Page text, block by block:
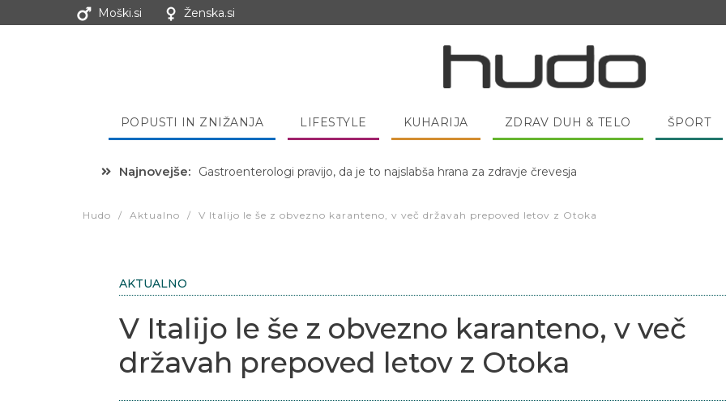
Moški.si Ženska.si
POPUSTI IN ZNIŽANJA LIFESTYLE KUHARIJA ZDRAV DUH & TELO ŠPORT
Najnovejše: Hibernacijska dieta: Zakaj je pred spanjem dobro pojesti žlico medu?
Hudo / Aktualno / V Italijo le še z obvezno karanteno, v več državah prepoved letov z Otoka
AKTUALNO
V Italijo le še z obvezno karanteno, v več
državah prepoved letov z Otoka